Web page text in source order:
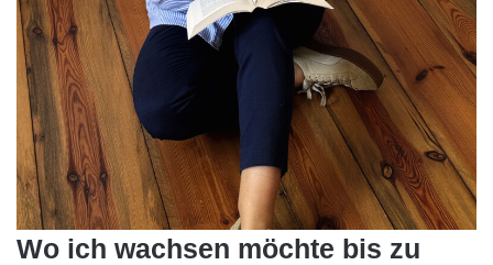
Wo ich wachsen möchte bis zu